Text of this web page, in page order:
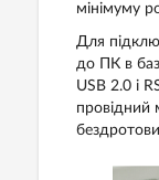
мінімуму
Для
до ПК в
USB 2.0 і
провідний